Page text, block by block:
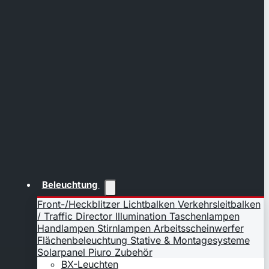
Beleuchtung
Front-/Heckblitzer Lichtbalken Verkehrsleitbalken
/ Traffic Director Illumination Taschenlampen
Handlampen Stirnlampen Arbeitsscheinwerfer
Flächenbeleuchtung Stative & Montagesysteme
Solarpanel Piuro Zubehör
BX-Leuchten